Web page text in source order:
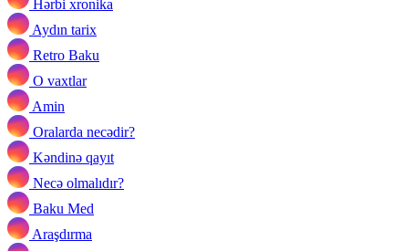
Hərbi xronika
Aydın tarix
Retro Baku
O vaxtlar
Amin
Oralarda necədir?
Kəndinə qayıt
Necə olmalıdır?
Baku Med
Araşdırma